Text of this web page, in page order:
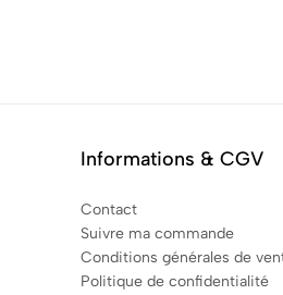
Informations & CGV
Contact
Suivre ma commande
Conditions générales de
Politique de confidentialité